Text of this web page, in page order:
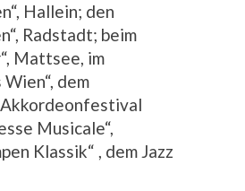
Hallein; den
Radstadt; beim
Mattsee, im
dem
Musicale“,
Klassik“ , dem Jazz